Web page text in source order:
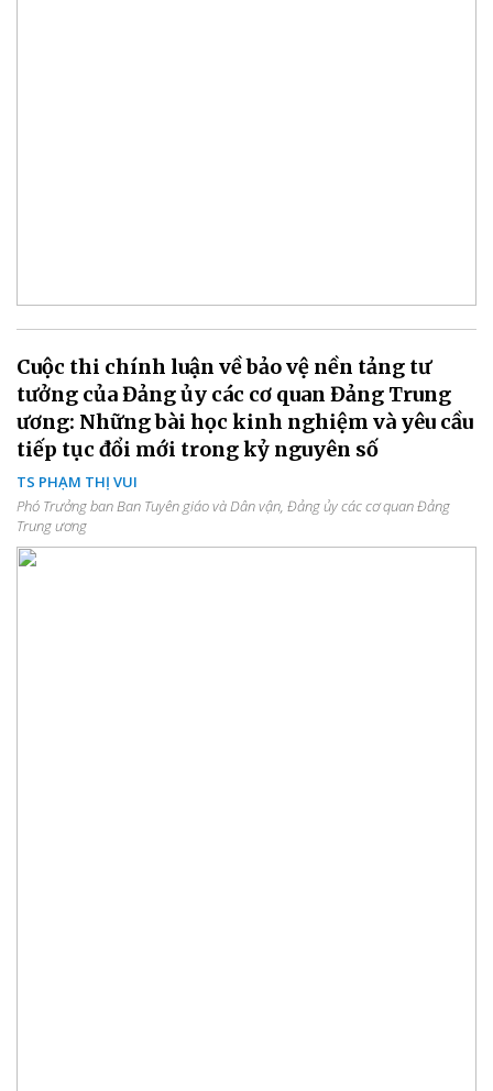
Cuộc thi chính luận về bảo vệ nền tảng tư
tưởng của Đảng ủy các cơ quan Đảng Trung
ương: Những bài học kinh nghiệm và yêu cầu
tiếp tục đổi mới trong kỷ nguyên số
TS PHẠM THỊ VUI
Phó Trưởng ban Ban Tuyên giáo và Dân vận, Đảng ủy các cơ quan Đảng
Trung ương